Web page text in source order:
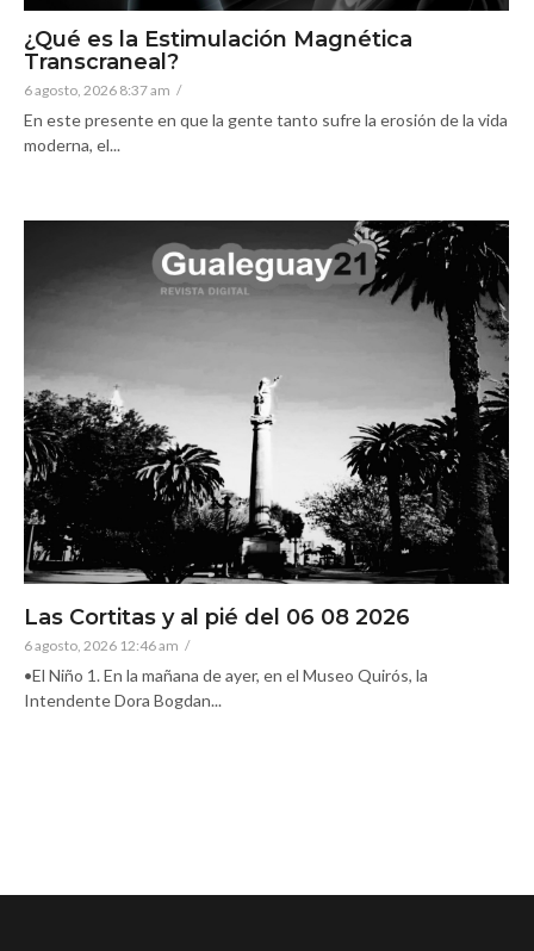
¿Qué es la Estimulación Magnética
Transcraneal?
6 agosto, 2026 8:37 am /
En este presente en que la gente tanto sufre la erosión de la vida
moderna, el...
Las Cortitas y al pié del 06 08 2026
6 agosto, 2026 12:46 am /
•El Niño 1. En la mañana de ayer, en el Museo Quirós, la
Intendente Dora Bogdan...